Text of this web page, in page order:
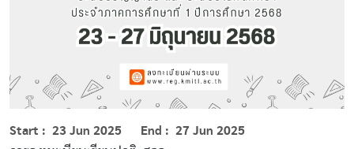
Start 23 Jun 2025 End 27 Jun 2025